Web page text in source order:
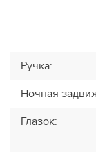
Ручка:
Ночная
Глазок: